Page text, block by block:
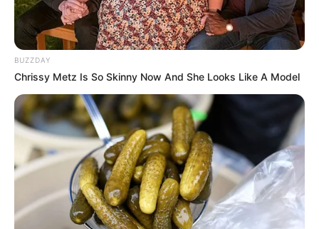
BUZZDAY
Chrissy Metz Is So Skinny Now And She Looks Like A Model